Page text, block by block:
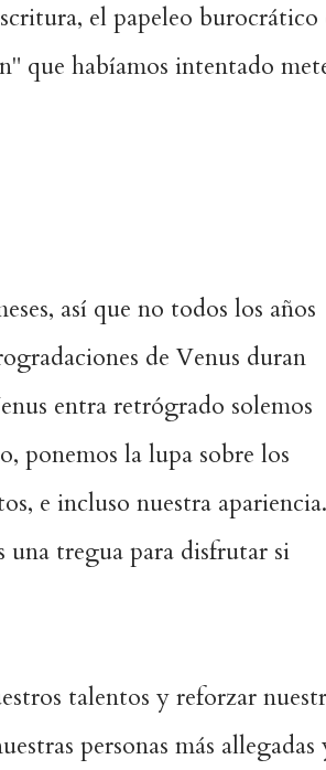
el papeleo burocrático
que habíamos intentado
así que no todos los años
de Venus duran
entra retrógrado solemos
ponemos la lupa sobre los
e incluso nuestra apariencia.
una tregua para disfrutar si
talentos y reforzar
personas más allegadas